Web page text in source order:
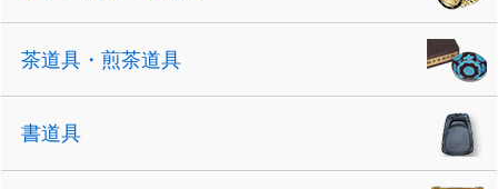
茶道具・煎茶道具
書道具